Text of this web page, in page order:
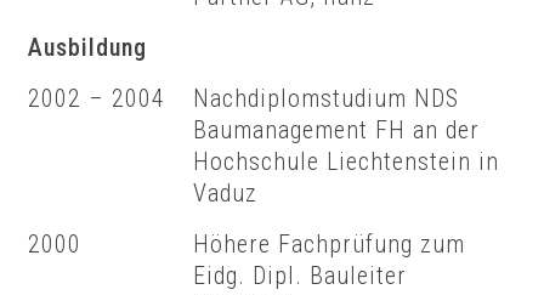
Ausbildung
2002 – 2004
Nachdiplomstudium NDS
Baumanagement FH an der
Hochschule Liechtenstein in
Vaduz
2000
Höhere Fachprüfung zum
Eidg. Dipl. Bauleiter